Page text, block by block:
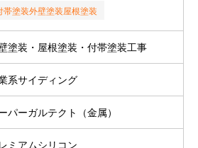
帯塗装外壁塗装屋根塗装
塗装・屋根塗装・付帯塗装工事
系サイディング
パーガルテクト（金属）
ミアムシリコン